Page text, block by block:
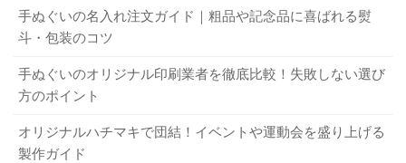
はい。いろいろなオリジナルグッズ
が作れるようになりました。
卒業記念品がなくなれば、学校生活をしのぶものが何もな
くなってしまうわけではないのです。ですから、消耗品を
るもの、思い出に残るもの」にこだわり過ぎなくても大丈
夫。実用性がある消耗品というとボールペンやえんぴつな
どの文具もおすすめです。
手ぬぐいの名入れ注文ガイド｜粗品や記念品に喜ばれる熨
斗・包装のコツ
手ぬぐいのオリジナル印刷業者を徹底比較！失敗しない選び
方のポイント
オリジナルハチマキで団結！イベントや運動会を盛り上げる
製作ガイド